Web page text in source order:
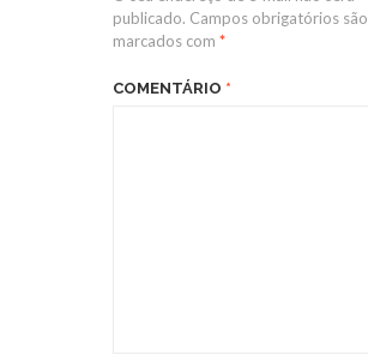
publicado. Campos obrigatórios são
marcados com *
COMENTÁRIO *